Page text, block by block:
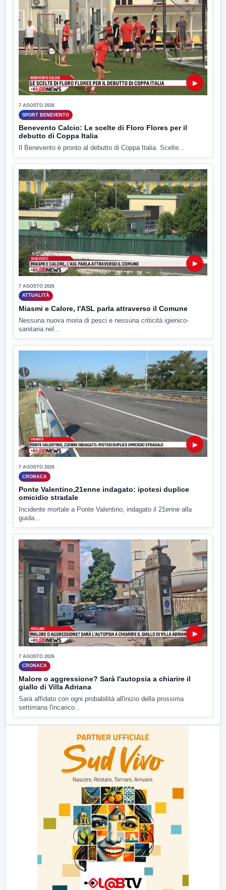
▶
7 AGOSTO 2026
SPORT BENEVENTO
Benevento Calcio: Le scelte di Floro Flores per il
debutto di Coppa Italia
Il Benevento è pronto al debutto di Coppa Italia. Scelte...
▶
7 AGOSTO 2026
ATTUALITÀ
Miasmi e Calore, l'ASL parla attraverso il Comune
Nessuna nuova moria di pesci e nessuna criticità igienico-
sanitaria nel...
▶
7 AGOSTO 2026
CRONACA
Ponte Valentino,21enne indagato: ipotesi duplice
omicidio stradale
Incidente mortale a Ponte Valentino, indagato il 21enne alla
guida...
▶
7 AGOSTO 2026
CRONACA
Malore o aggressione? Sarà l'autopsia a chiarire il
giallo di Villa Adriana
Sarà affidato con ogni probabilità all'inizio della prossima
settimana l'incarico...